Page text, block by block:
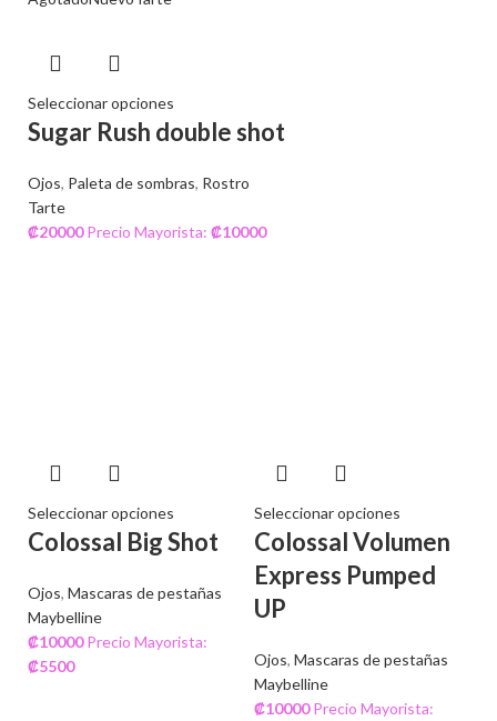
Seleccionar opciones
Sugar Rush double shot
Ojos, Paleta de sombras, Rostro
Tarte
₡20000 Precio Mayorista: ₡10000
Seleccionar opciones
Colossal Big Shot
Ojos, Mascaras de pestañas
Maybelline
₡10000 Precio Mayorista:
₡5500
Seleccionar opciones
Colossal Volumen
Express Pumped
UP
Ojos, Mascaras de pestañas
Maybelline
₡10000 Precio Mayorista: